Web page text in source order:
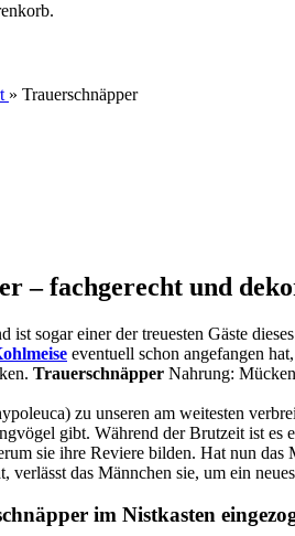
» Trauerschnäpper
– fachgerecht und
ist sogar einer der treuesten Gäste
eventuell schon angefangen
Trauerschnäpper Nahrung:
zu unseren am weitesten
gibt. Während der Brutzeit ist
sie ihre Reviere bilden. Hat nun
das Männchen sie, um ein
im Nistkasten